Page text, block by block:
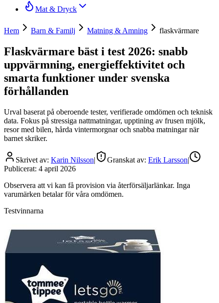
Mat & Dryck
Hem Barn & Familj Matning & Amning flaskvärmare
Flaskvärmare bäst i test 2026: snabb
uppvärmning, energieffektivitet och
smarta funktioner under svenska
förhållanden
Urval baserat på oberoende tester, verifierade omdömen och teknisk
data. Fokus på stressiga nattmatningar, upptining av frusen mjölk,
resor med bilen, hårda vintermorgnar och snabba matningar när
barnet skriker.
Skrivet av: Karin Nilsson| Granskat av: Erik Larsson|
Publicerat: 4 april 2026
Observera att vi kan få provision via återförsäljarlänkar. Inga
varumärken betalar för våra omdömen.
Testvinnarna